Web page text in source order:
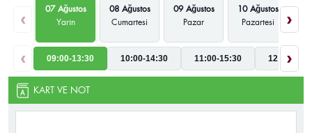
‹
07 Ağustos
Yarın
08 Ağustos
Cumartesi
09 Ağustos
Pazar
10 Ağustos
Pazartesi
›
‹ 09:00-13:30 10:00-14:30 11:00-15:30 12:00-
›
KART VE NOT